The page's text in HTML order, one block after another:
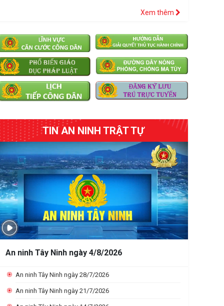
Xem thêm
TIN AN NINH TRẬT TỰ
An ninh Tây Ninh ngày 4/8/2026
An ninh Tây Ninh ngày 28/7/2026
An ninh Tây Ninh ngày 21/7/2026